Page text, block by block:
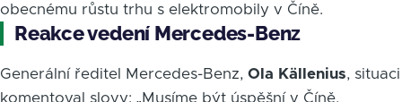
obecnému růstu trhu s elektromobily v Číně.
Reakce vedení Mercedes-Benz
Generální ředitel Mercedes-Benz, Ola Källenius, situaci
komentoval slovy: „Musíme být úspěšní v Číně,